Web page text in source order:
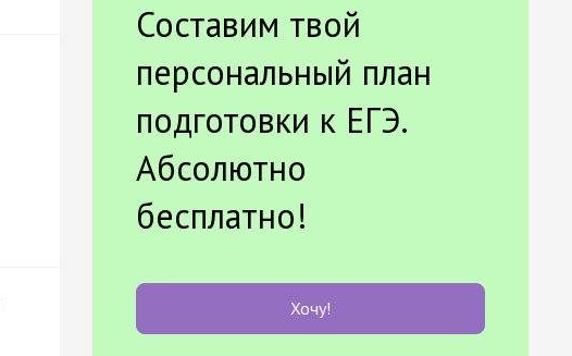
Составим твой
персональный план
подготовки к ЕГЭ.
Абсолютно
бесплатно!
Хочу!